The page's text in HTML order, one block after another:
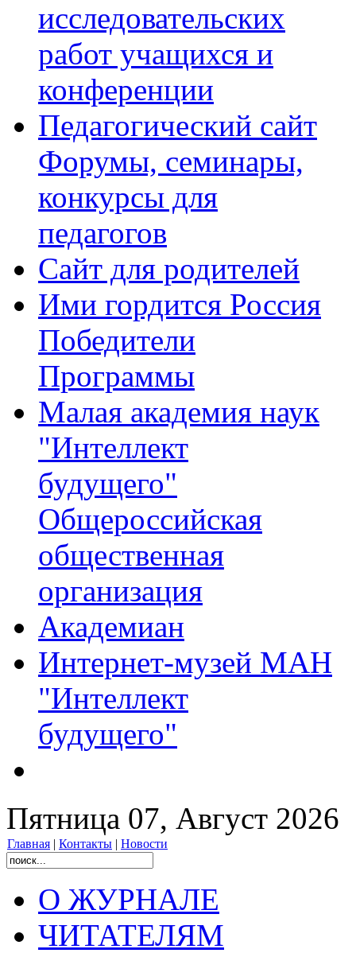
исследовательских
работ учащихся и
конференции
Педагогический сайт
Форумы, семинары,
конкурсы для
педагогов
Сайт для родителей
Ими гордится Россия
Победители
Программы
Малая академия наук
"Интеллект
будущего"
Общероссийская
общественная
организация
Академиан
Интернет-музей МАН
"Интеллект
будущего"
Пятница 07, Август 2026
Главная | Контакты | Новости
О ЖУРНАЛЕ
ЧИТАТЕЛЯМ